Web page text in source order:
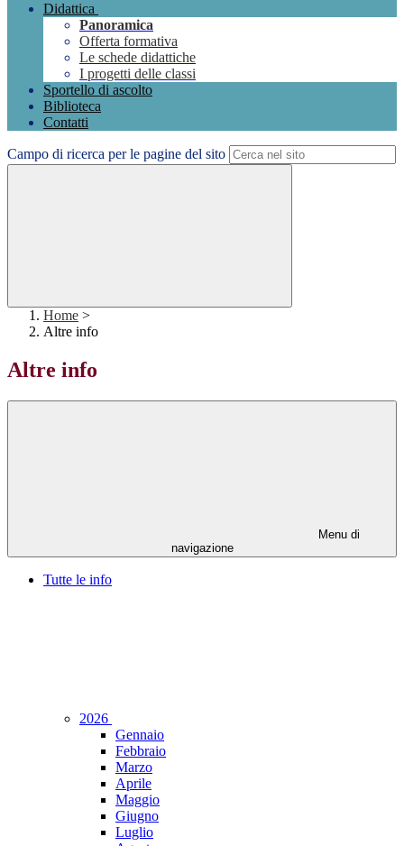
Didattica
Panoramica
Offerta formativa
Le schede didattiche
I progetti delle classi
Sportello di ascolto
Biblioteca
Contatti
Campo di ricerca per le pagine del sito
Home >
Altre info
Altre info
Menu di
navigazione
Tutte le info
2026
Gennaio
Febbraio
Marzo
Aprile
Maggio
Giugno
Luglio